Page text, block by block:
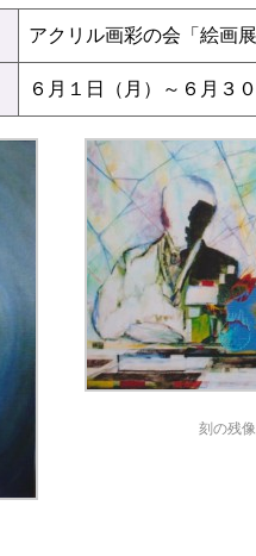
アクリル画彩の会「絵画展
６月１日（月）～６月３０
刻の残